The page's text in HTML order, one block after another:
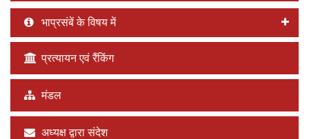
भाप्रसंबें के विषय में
प्रत्यायन एवं रैंकिंग
मंडल
अध्यक्ष द्वारा संदेश